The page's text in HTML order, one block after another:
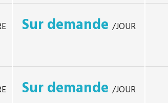
Sur demande /JOUR
Sur demande /JOUR